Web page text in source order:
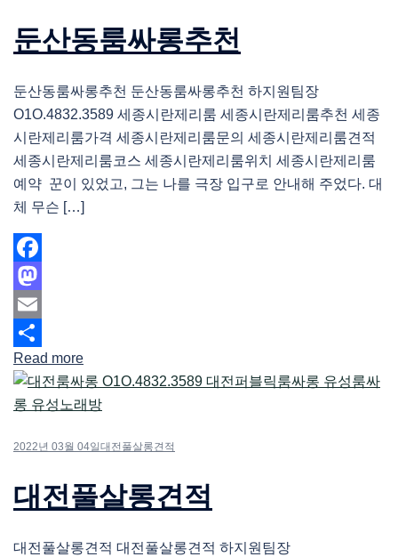
둔산동룸싸롱추천
둔산동룸싸롱추천 둔산동룸싸롱추천 하지원팀장
O1O.4832.3589 세종시란제리룸 세종시란제리룸추천 세종
시란제리룸가격 세종시란제리룸문의 세종시란제리룸견적
세종시란제리룸코스 세종시란제리룸위치 세종시란제리룸
예약 꾼이 있었고, 그는 나를 극장 입구로 안내해 주었다. 대
체 무슨 […]
Facebook
Mastodon
Email
Share
Read more
2022년 03월 04일 대전풀살롱견적
대전풀살롱견적
대전풀살롱견적 대전풀살롱견적 하지원팀장